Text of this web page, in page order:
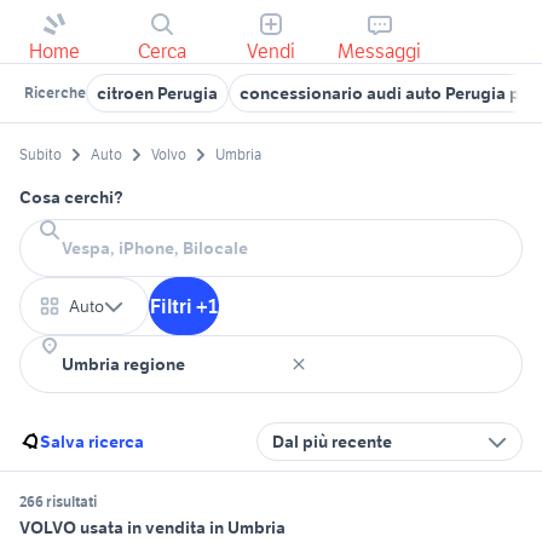
Home Cerca Vendi Messaggi
Ricerche citroen Perugia concessionario audi auto Perugia
Subito Auto Volvo Umbria
Cosa cerchi?
Auto Filtri +1
Salva ricerca Dal più recente
266 risultati
VOLVO usata in vendita in Umbria